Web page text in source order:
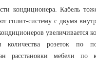
кондиционера. Кабель
сплит-систему с двумя
увеличивается
розеток по
расстановки мебели по